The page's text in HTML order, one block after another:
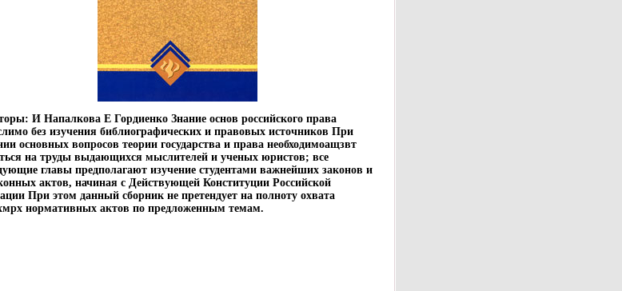
И Напалкова Е Гордиенко Знание основ российского права
без изучения библиографических и правовых источников При
основных вопросов теории государства и права необходимоащзвт
на труды выдающихся мыслителей и ученых юристов; все
главы предполагают изучение студентами важнейших законов и
актов, начиная с Действующей Конституции Российской
При этом данный сборник не претендует на полноту охвата
нормативных актов по предложенным темам.